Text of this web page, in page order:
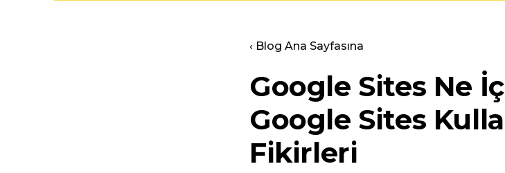
‹ Blog Ana Sayfasına
Google Sites Ne
Google Sites
Fikirleri